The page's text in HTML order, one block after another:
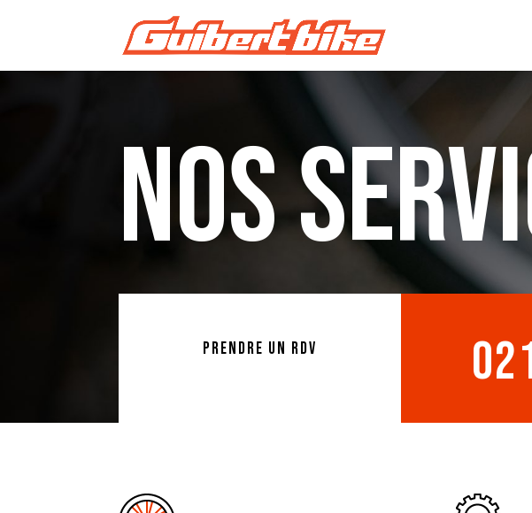
Nos
PRENDRE UN RDV